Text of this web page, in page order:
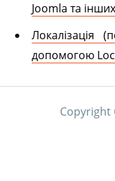
Joomla та
Локалізація
допомогою
Copyright